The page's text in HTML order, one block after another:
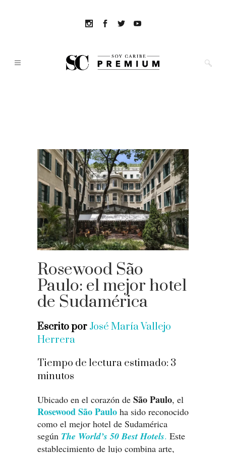
Rosewood São
Paulo: el mejor hotel
de Sudamérica
Escrito por José María Vallejo
Herrera
Tiempo de lectura estimado: 3
minutos
Ubicado en el corazón de São Paulo, el
Rosewood São Paulo ha sido reconocido
como el mejor hotel de Sudamérica
según The World’s 50 Best Hotels. Este
establecimiento de lujo combina arte,